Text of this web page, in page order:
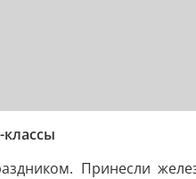
Принесли